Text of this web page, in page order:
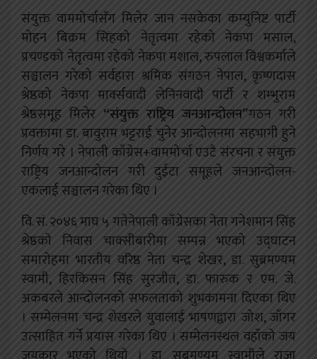
संयुक्त वाममोर्चासँग मिलेर जान नसकेका कम्युनिष्ट पार्टी
मोहन बिक्रम सिंहको नेतृत्वमा रहेको नेकपा मसाल,
प्रचण्डको नेतृत्वमा रहेको नेकपा मशाल, रुपलाल विश्वकर्माले
सञ्चालन गरेको सर्वहारा श्रमिक संगठन नेपाल, कृष्णदास
श्रेष्ठको नेकपा मार्क्सवादी लेनिनवादी पार्टी र शम्भुराम
श्रेष्ठसमूह मिलेर “संयुक्त राष्ट्रिय जनआन्दोलन”गठन गरी
प्रवक्तामा डा. बावुराम भट्टराई चुनेर आन्दोलनमा सहभागी हुने
निर्णय गरे । नेपाली काँग्रेस+वाममोर्चा एउटै संरचना र संयुक्त
राष्ट्रिय जनआन्दोलन गरी दुईटा समूहले जनआन्दोलन-
एकलाई सञ्चालन गरेका थिए ।
वि. सं. २०४६ माघ ५ गतेनेपाली काँग्रेसका नेता गनेशमान सिंह
श्रेष्ठको निवास चाक्सीबारीमा सम्पन्न भएको उद्‍घाटन
समारोहमा भारतीय वरिष्ठ नेता चन्द्र शेखर, डा. सुब्रमण्यम
स्वामी, हिरकिसन सिंह सुरजीत, डा. फारुक र एम. जे.
अकबरले आन्दोलनको सफलताको शुभकामना दिएका थिए
। सम्मेलनमा चन्द्र शेखरले युवालाई भाषणद्वारा जोश, जाँगर
उत्साहित गर्ने प्रयास गरेका थिए । सम्मेलनस्थल वहाँको जय